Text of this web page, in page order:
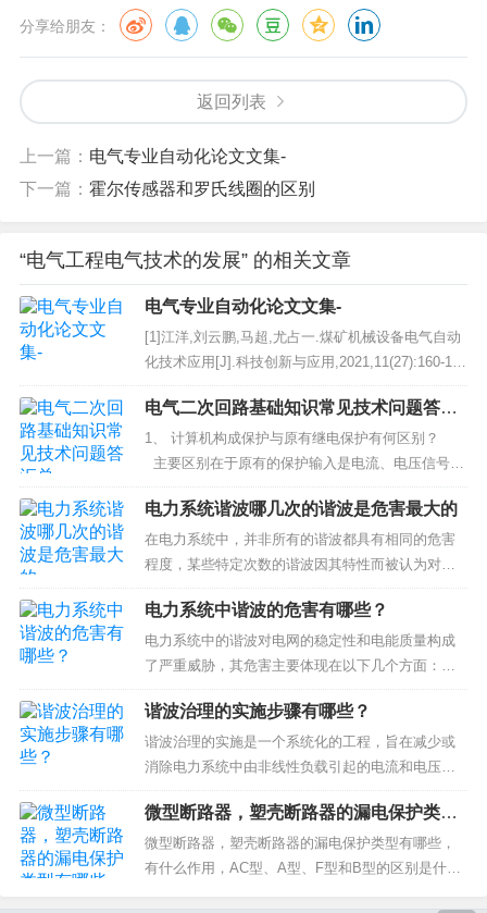
分享给朋友：
返回列表
上一篇： 电气专业自动化论文文集-
下一篇： 霍尔传感器和罗氏线圈的区别
“电气工程电气技术的发展” 的相关文章
电气专业自动化论文文集-
[1]江洋,刘云鹏,马超,尤占一.煤矿机械设备电气自动
化技术应用[J].科技创新与应用,2021,11(27):160-16
2.[2]盛开俊.谈人工智能在电气自动化控制中的应用
[J].中国设备工程,2021(18):21-22.[3]彭磊.污水处理
过程中电气自动化技术的应用探究[J].资源节约与环
保...
电气二次回路基础知识常见技术问题答汇
总
1、 计算机构成保护与原有继电保护有何区别？
主要区别在于原有的保护输入是电流、电压信号，
直接在模拟量之间进行比较处理，使模拟量与装置
中给定阻力矩进行比较处理。而计算机只能作数字
运算或逻辑运算。因此，首先要求将输入的模拟量
电流、电压的瞬间值...
电力系统谐波哪几次的谐波是危害最大的
在电力系统中，并非所有的谐波都具有相同的危害
程度，某些特定次数的谐波因其特性而被认为对系
统的稳定性和设备性能构成了更大的威胁。以下是
几种被认为危害较大的谐波：1. 3次谐波（三倍频谐
波）集中于中性线：在三相四线制系统中，3次谐波
不会相互抵消，而是会在中性线上叠加，导致中性
线电流增大。这不仅增加了线路...
电力系统中谐波的危害有哪些？
电力系统中的谐波对电网的稳定性和电能质量构成
了严重威胁，其危害主要体现在以下几个方面：设
备过热与寿命缩短：谐波会导致电气设备如变压
器、电动机等产生额外的损耗。这些附加损耗不仅
增加了能量消耗，还会导致设备温度升高，加速绝
缘材料的老化过程，从而缩短设备的使用寿命，甚
至可能引发故障或烧毁1。机械振动与噪声...
谐波治理的实施步骤有哪些？
谐波治理的实施是一个系统化的工程，旨在减少或
消除电力系统中由非线性负载引起的电流和电压波
形畸变。为了确保治理的有效性和可靠性，通常遵
循一系列有序的步骤来进行。以下是谐波治理的主
要实施步骤：1. 现状评估与诊断谐波源识别：首先
需要对电力系统进行全面的谐波分析，以确定主要
微型断路器，塑壳断路器的漏电保护类型
有哪些，有什么作用，AC型、A型、F型
和B型的区别是什么？
微型断路器，塑壳断路器的漏电保护类型有哪些，
有什么作用，AC型、A型、F型和B型的区别是什